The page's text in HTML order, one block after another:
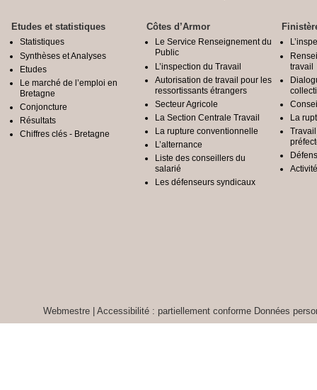
Etudes et statistiques
Statistiques
Synthèses et Analyses
Etudes
Le marché de l’emploi en
Bretagne
Conjoncture
Résultats
Chiffres clés - Bretagne
Côtes d’Armor
Le Service Renseignement du
Public
L’inspection du Travail
Autorisation de travail pour les
ressortissants étrangers
Secteur Agricole
La Section Centrale Travail
La rupture conventionnelle
L’alternance
Liste des conseillers du
salarié
Les défenseurs syndicaux
travail
La
Webmestre| Accessibilité : partiellement conforme Données